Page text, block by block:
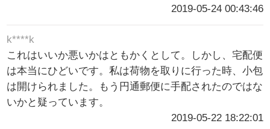
2019-05-24 00:43:46
k****k
これはいいか悪いかはともかくとして。しかし、宅配便
は本当にひどいです。私は荷物を取りに行った時、小包
は開けられました。もう円通郵便に手配されたのではな
いかと疑っています。
2019-05-22 18:22:01